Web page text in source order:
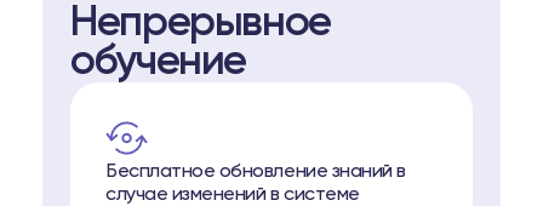
Непрерывное
обучение
Бесплатное обновление знаний в
случае изменений в системе